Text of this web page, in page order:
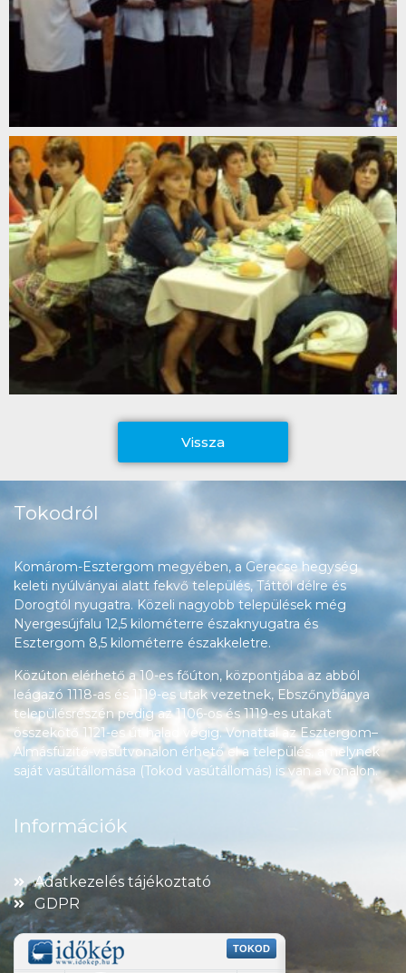
Vissza
Tokodról
Komárom-Esztergom megyében, a Gerecse hegység
keleti nyúlványai alatt fekvő település, Táttól délre és
Dorogtól nyugatra. Közeli nagyobb települések még
Nyergesújfalu 12,5 kilométerre északnyugatra és
Esztergom 8,5 kilométerre északkeletre.
Közúton elérhető a 10-es főúton, központjába az abból
leágazó 1118-as és 1119-es utak vezetnek, Ebszőnybánya
településrészén pedig az 1106-os és 1119-es utakat
összekötő 1121-es út halad végig. Vonattal az Esztergom–
Almásfüzitő-vasútvonalon érhető el a település, amelynek
saját vasútállomása (Tokod vasútállomás) is van a vonalon.
Információk
Adatkezelés tájékoztató
GDPR